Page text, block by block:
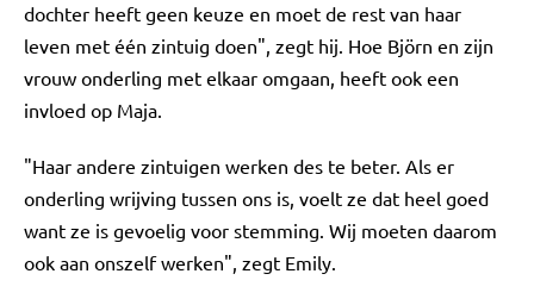
dochter heeft geen keuze en moet de rest van haar
leven met één zintuig doen", zegt hij. Hoe Björn en zijn
vrouw onderling met elkaar omgaan, heeft ook een
invloed op Maja.
"Haar andere zintuigen werken des te beter. Als er
onderling wrijving tussen ons is, voelt ze dat heel goed
want ze is gevoelig voor stemming. Wij moeten daarom
ook aan onszelf werken", zegt Emily.